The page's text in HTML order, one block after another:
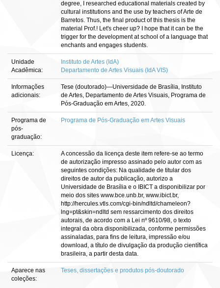
degree, I researched educational materials created by
cultural institutions and the use by teachers of Arte de
Barretos. Thus, the final product of this thesis is the
material Prof.! Let's cheer up? I hope that it can be the
trigger for the development at school of a language that
enchants and engages students.
Unidade
Acadêmica:
Instituto de Artes (IdA)
Departamento de Artes Visuais (IdA VIS)
Informações
adicionais:
Tese (doutorado)—Universidade de Brasília, Instituto
de Artes, Departamento de Artes Visuais, Programa de
Pós-Graduação em Artes, 2020.
Programa de
pós-
graduação:
Programa de Pós-Graduação em Artes Visuais
Licença:
A concessão da licença deste item refere-se ao termo
de autorização impresso assinado pelo autor com as
seguintes condições: Na qualidade de titular dos
direitos de autor da publicação, autorizo a
Universidade de Brasília e o IBICT a disponibilizar por
meio dos sites www.bce.unb.br, www.ibict.br,
http://hercules.vtls.com/cgi-bin/ndltd/chameleon?
lng=pt&skin=ndltd sem ressarcimento dos direitos
autorais, de acordo com a Lei nº 9610/98, o texto
integral da obra disponibilizada, conforme permissões
assinaladas, para fins de leitura, impressão e/ou
download, a título de divulgação da produção científica
brasileira, a partir desta data.
Aparece nas
coleções:
Teses, dissertações e produtos pós-doutorado